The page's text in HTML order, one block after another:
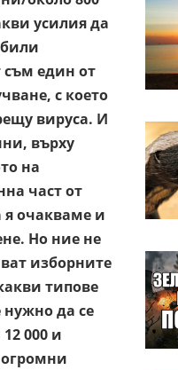
усилия да
съм един от
с което
вируса. И
върху
на
част от
я очакваме и
Но ние не
изборните
типове
нужно да се
000 и
огромни